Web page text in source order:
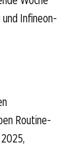
Infineon-
Routine-